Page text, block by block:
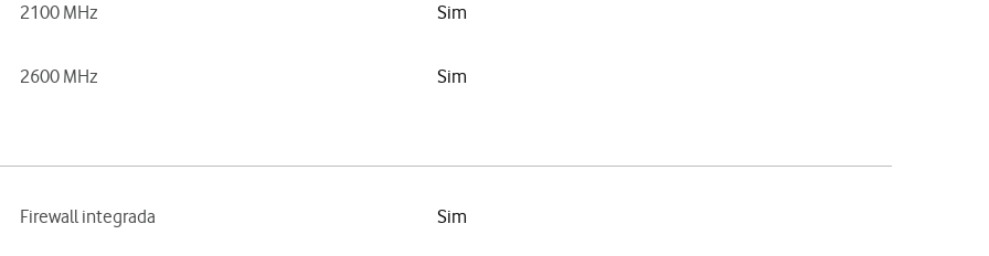
2100 MHz Sim
2600 MHz Sim
Firewall integrada Sim